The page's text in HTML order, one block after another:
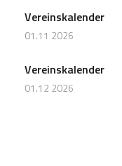
Vereinskalender
01.11 2026
Vereinskalender
01.12 2026